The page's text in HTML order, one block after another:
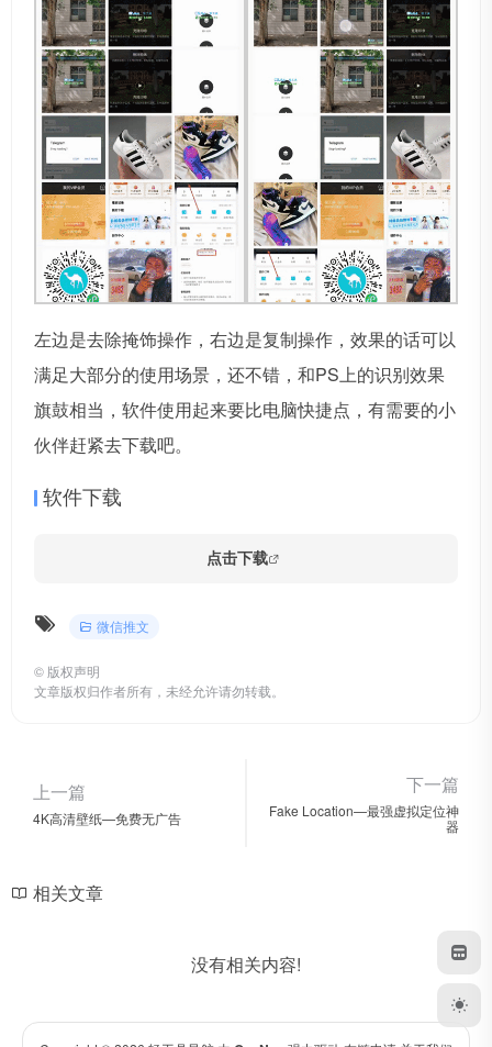
左边是去除掩饰操作，右边是复制操作，效果的话可以
满足大部分的使用场景，还不错，和PS上的识别效果
旗鼓相当，软件使用起来要比电脑快捷点，有需要的小
伙伴赶紧去下载吧。
软件下载
点击下载
微信推文
© 版权声明
文章版权归作者所有，未经允许请勿转载。
上一篇
4K高清壁纸—免费无广告
下一篇
Fake Location—最强虚拟定位神
器
相关文章
没有相关内容!